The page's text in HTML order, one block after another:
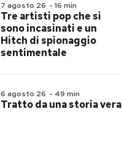
7 agosto 26 - 16 min
Tre artisti pop che si
sono incasinati e un
Hitch di spionaggio
sentimentale
6 agosto 26 - 49 min
Tratto da una storia vera